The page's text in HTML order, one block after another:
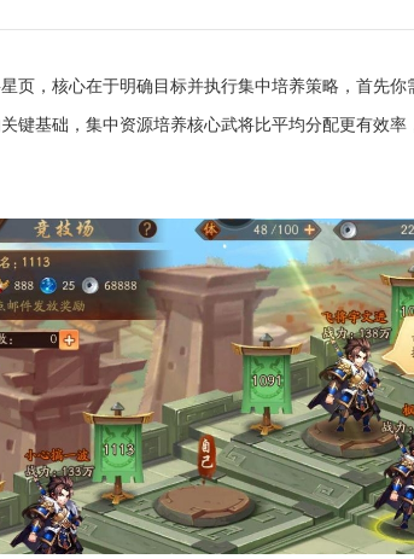
页，核心在于明确目标并执行集中培养策略，首先
键基础，集中资源培养核心武将比平均分配更有效